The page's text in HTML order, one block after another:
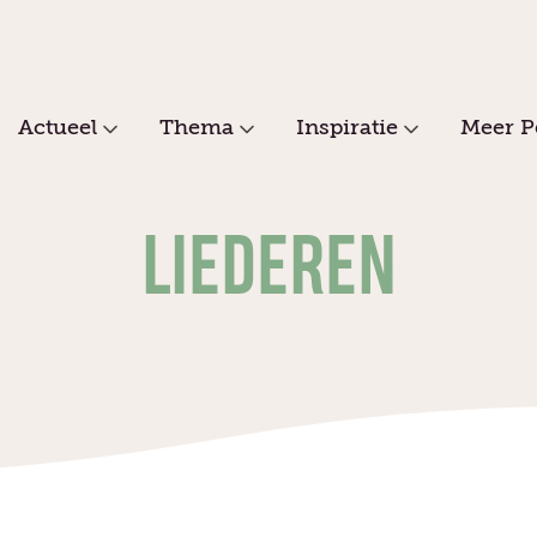
Actueel Thema Inspiratie Meer
LIEDEREN